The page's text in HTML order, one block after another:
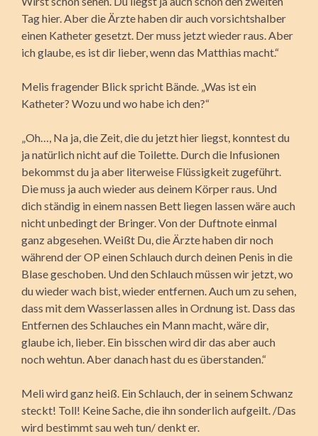
Tag hier. Aber die Ärzte haben dir auch vorsichtshalber
einen Katheter gesetzt. Der muss jetzt wieder raus. Aber
ich glaube, es ist dir lieber, wenn das Matthias macht.“
Melis fragender Blick spricht Bände. „Was ist ein
Katheter? Wozu und wo habe ich den?“
„Oh…, Na ja, die Zeit, die du jetzt hier liegst, konntest du
ja natürlich nicht auf die Toilette. Durch die Infusionen
bekommst du ja aber literweise Flüssigkeit zugeführt.
Die muss ja auch wieder aus deinem Körper raus. Und
dich ständig in einem nassen Bett liegen lassen wäre auch
nicht unbedingt der Bringer. Von der Duftnote einmal
ganz abgesehen. Weißt Du, die Ärzte haben dir noch
während der OP einen Schlauch durch deinen Penis in die
Blase geschoben. Und den Schlauch müssen wir jetzt, wo
du wieder wach bist, wieder entfernen. Auch um zu sehen,
dass mit dem Wasserlassen alles in Ordnung ist. Dass das
Entfernen des Schlauches ein Mann macht, wäre dir,
glaube ich, lieber. Ein bisschen wird dir das aber auch
noch wehtun. Aber danach hast du es überstanden.“
Meli wird ganz heiß. Ein Schlauch, der in seinem Schwanz
steckt! Toll! Keine Sache, die ihn sonderlich aufgeilt. /Das
wird bestimmt sau weh tun/ denkt er.